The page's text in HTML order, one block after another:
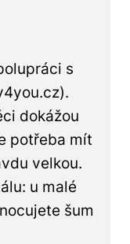
s
dokážou
potřeba mít
velkou.
u malé
šum